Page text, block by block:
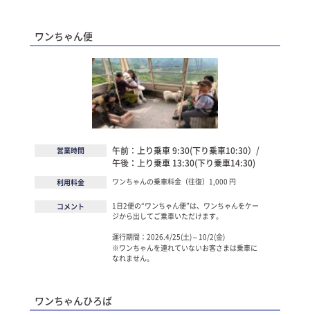
ワンちゃん便
営業時間
午前：上り乗車 9:30(下り乗車10:30）/
午後：上り乗車 13:30(下り乗車14:30)
利用料金 ワンちゃんの乗車料金（往復）1,000 円
コメント
1日2便の“ワンちゃん便”は、ワンちゃんをケー
ジから出してご乗車いただけます。
運行期間：2026.4/25(土)～10/2(金)
※ワンちゃんを連れていないお客さまは乗車に
なれません。
ワンちゃんひろば